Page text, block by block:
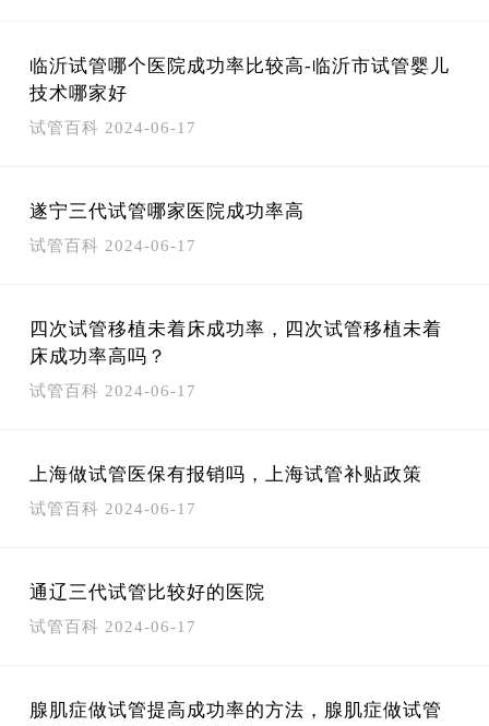
临沂试管哪个医院成功率比较高-临沂市试管婴儿
技术哪家好
试管百科 2024-06-17
遂宁三代试管哪家医院成功率高
试管百科 2024-06-17
四次试管移植未着床成功率，四次试管移植未着
床成功率高吗？
试管百科 2024-06-17
上海做试管医保有报销吗，上海试管补贴政策
试管百科 2024-06-17
通辽三代试管比较好的医院
试管百科 2024-06-17
腺肌症做试管提高成功率的方法，腺肌症做试管